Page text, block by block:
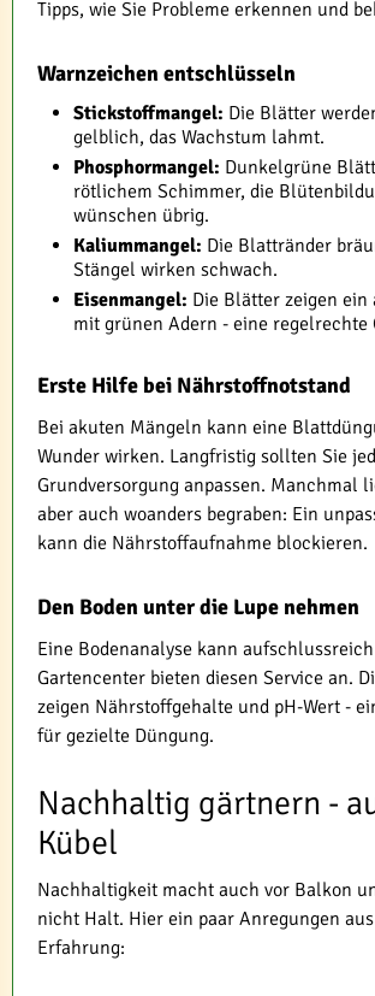
Tipps, wie Sie Probleme erkennen und
Warnzeichen entschlüsseln
Stickstoffmangel: Die Blätter
gelblich, das Wachstum lahmt.
Phosphormangel: Dunkelgrüne
rötlichem Schimmer, die
wünschen übrig.
Kaliummangel: Die Blattränder
Stängel wirken schwach.
Eisenmangel: Die Blätter zeigen
mit grünen Adern - eine regelrechte
Erste Hilfe bei Nährstoffnotstand
Bei akuten Mängeln kann eine
Wunder wirken. Langfristig sollten Sie
Grundversorgung anpassen. Manchmal
aber auch woanders begraben: Ein
kann die Nährstoffaufnahme blockieren.
Den Boden unter die Lupe nehmen
Eine Bodenanalyse kann
Gartencenter bieten diesen Service an.
zeigen Nährstoffgehalte und pH-Wert -
für gezielte Düngung.
Nachhaltig gärtnern -
Kübel
Nachhaltigkeit macht auch vor Balkon
nicht Halt. Hier ein paar Anregungen
Erfahrung: